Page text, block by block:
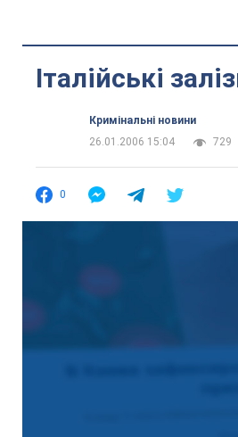
Італійські
Кримінальні новини
26.01.2006 15:04
729
0